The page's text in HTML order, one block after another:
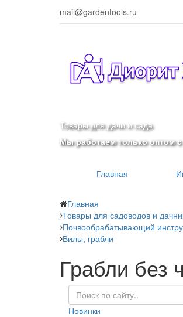
mail@gardentools.ru
Товары для дачи и сада
Мы работаем только оптом
Главная
Главная
Товары для садоводов и
Почвообрабатывающий
Вилы, грабли
Грабли без
Новинки